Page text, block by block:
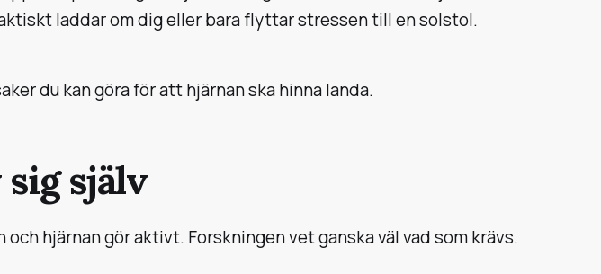
laddar om dig eller bara flyttar stressen till en solstol.
du kan göra för att hjärnan ska hinna landa.
själv
hjärnan gör aktivt. Forskningen vet ganska väl vad som krävs.